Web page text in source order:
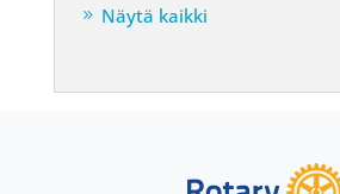
Näytä kaikki